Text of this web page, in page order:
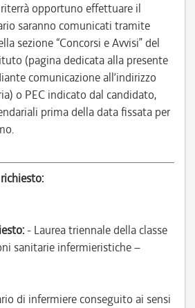
opportuno effettuare il
saranno comunicati tramite
sezione “Concorsi e Avvisi” del
(pagina dedicata alla presente
comunicazione all’indirizzo
o PEC indicato dal candidato,
prima della data fissata per
- Laurea triennale della classe
sanitarie infermieristiche –
di infermiere conseguito ai sensi